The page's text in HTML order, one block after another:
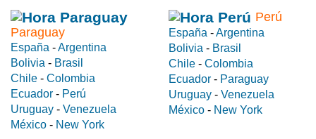
Paraguay
España -Argentina
Bolivia - Brasil
Chile - Colombia
Ecuador - Perú
Uruguay - Venezuela
México - New York
Perú
España -Argentina
Bolivia - Brasil
Chile - Colombia
Ecuador - Paraguay
Uruguay - Venezuela
México - New York